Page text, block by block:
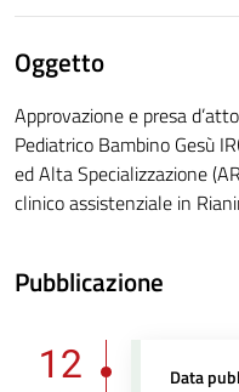
Oggetto
Approvazione e presa
Pediatrico Bambino Gesù
ed Alta Specializzazione
clinico assistenziale in
Pubblicazione
12 Data